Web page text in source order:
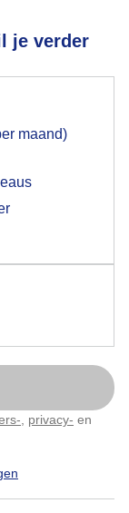
je verder
maand)
privacy- en
voor het
gegeven,
waarin